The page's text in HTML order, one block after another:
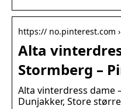
https:// no.pinterest.com
Alta
Stormberg –
Alta vinterdress dame
Dunjakker, Store